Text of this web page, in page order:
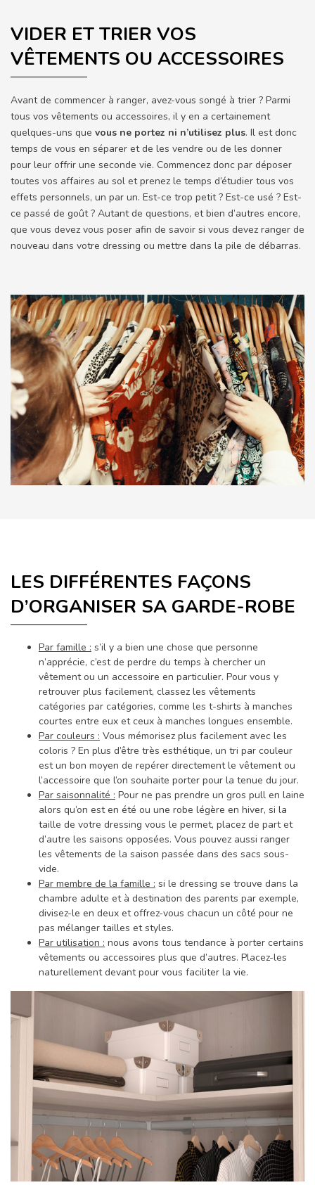
VIDER ET TRIER VOS
VÊTEMENTS OU ACCESSOIRES
Avant de commencer à ranger, avez-vous songé à trier ? Parmi
tous vos vêtements ou accessoires, il y en a certainement
quelques-uns que vous ne portez ni n’utilisez plus. Il est donc
temps de vous en séparer et de les vendre ou de les donner
pour leur offrir une seconde vie. Commencez donc par déposer
toutes vos affaires au sol et prenez le temps d’étudier tous vos
effets personnels, un par un. Est-ce trop petit ? Est-ce usé ? Est-
ce passé de goût ? Autant de questions, et bien d’autres encore,
que vous devez vous poser afin de savoir si vous devez ranger de
nouveau dans votre dressing ou mettre dans la pile de débarras.
LES DIFFÉRENTES FAÇONS
D’ORGANISER SA GARDE-ROBE
Par famille : s’il y a bien une chose que personne
n’apprécie, c’est de perdre du temps à chercher un
vêtement ou un accessoire en particulier. Pour vous y
retrouver plus facilement, classez les vêtements
catégories par catégories, comme les t-shirts à manches
courtes entre eux et ceux à manches longues ensemble.
Par couleurs : Vous mémorisez plus facilement avec les
coloris ? En plus d’être très esthétique, un tri par couleur
est un bon moyen de repérer directement le vêtement ou
l’accessoire que l’on souhaite porter pour la tenue du jour.
Par saisonnalité : Pour ne pas prendre un gros pull en laine
alors qu’on est en été ou une robe légère en hiver, si la
taille de votre dressing vous le permet, placez de part et
d’autre les saisons opposées. Vous pouvez aussi ranger
les vêtements de la saison passée dans des sacs sous-
vide.
Par membre de la famille : si le dressing se trouve dans la
chambre adulte et à destination des parents par exemple,
divisez-le en deux et offrez-vous chacun un côté pour ne
pas mélanger tailles et styles.
Par utilisation : nous avons tous tendance à porter certains
vêtements ou accessoires plus que d’autres. Placez-les
naturellement devant pour vous faciliter la vie.